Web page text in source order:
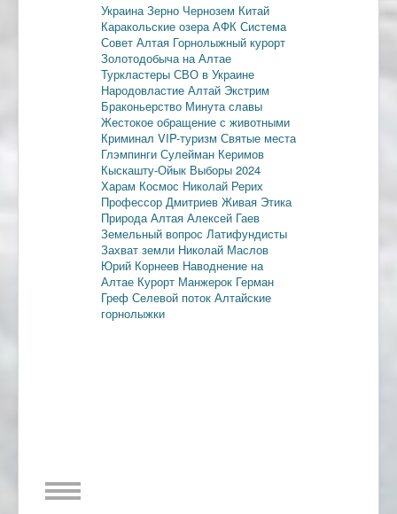
Украина Зерно Чернозем Китай
Каракольские озера АФК Система
Совет Алтая Горнолыжный курорт
Золотодобыча на Алтае
Туркластеры СВО в Украине
Народовластие Алтай Экстрим
Браконьерство Минута славы
Жестокое обращение с животными
Криминал VIP-туризм Святые места
Глэмпинги Сулейман Керимов
Кыскашту-Ойык Выборы 2024
Харам Космос Николай Рерих
Профессор Дмитриев Живая Этика
Природа Алтая Алексей Гаев
Земельный вопрос Латифундисты
Захват земли Николай Маслов
Юрий Корнеев Наводнение на
Алтае Курорт Манжерок Герман
Греф Селевой поток Алтайские
горнолыжки